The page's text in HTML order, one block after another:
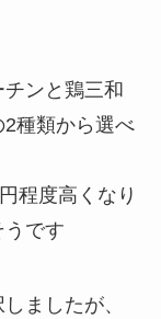
ンと鶏三和
種類から選べ
程度高くなり
うです
ましたが、